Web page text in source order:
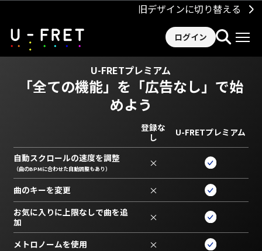
旧デザインに切り替える
ログイン
U-FRETプレミアム
「全ての機能」を 「広告なし」で始
めよう
登録な
し
U-FRETプレミアム
自動スクロールの速度を調整
（曲のBPMに合わせた自動調整もあり） ×
曲のキーを変更 ×
お気に入りに上限なしで曲を追
加
×
メトロノームを使用 ×